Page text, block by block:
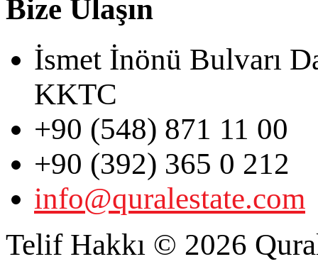
Bize Ulaşın
İsmet İnönü Bulvarı
KKTC
+90 (548) 871 11 00
+90 (392) 365 0 212
info@quralestate.com
Telif Hakkı © 2026